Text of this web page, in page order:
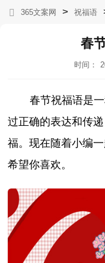
365文案网 > 祝福语
春
时间：
春节祝福语是
过正确的表达和传
福。现在随着小编
希望你喜欢。